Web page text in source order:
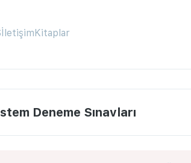
İletişimKitaplar
Deneme Sınavları